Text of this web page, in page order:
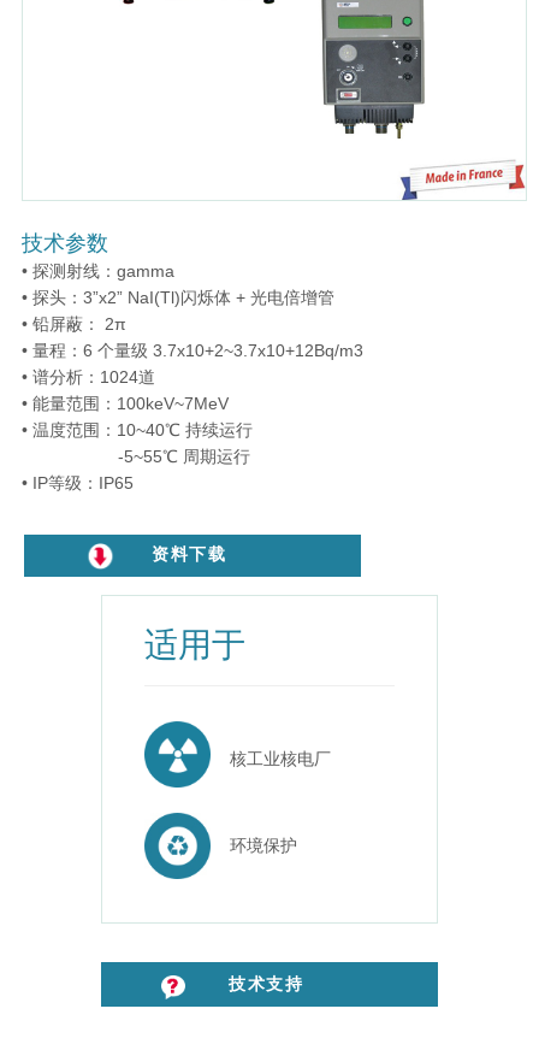
技术参数
• 探测射线：gamma
• 探头：3”x2” NaI(Tl)闪烁体 + 光电倍增管
• 铅屏蔽： 2π
• 量程：6 个量级 3.7x10+2~3.7x10+12Bq/m3
• 谱分析：1024道
• 能量范围：100keV~7MeV
• 温度范围：10~40℃ 持续运行
-5~55℃ 周期运行
• IP等级：IP65
资料下载
适用于
核工业核电厂
环境保护
技术支持